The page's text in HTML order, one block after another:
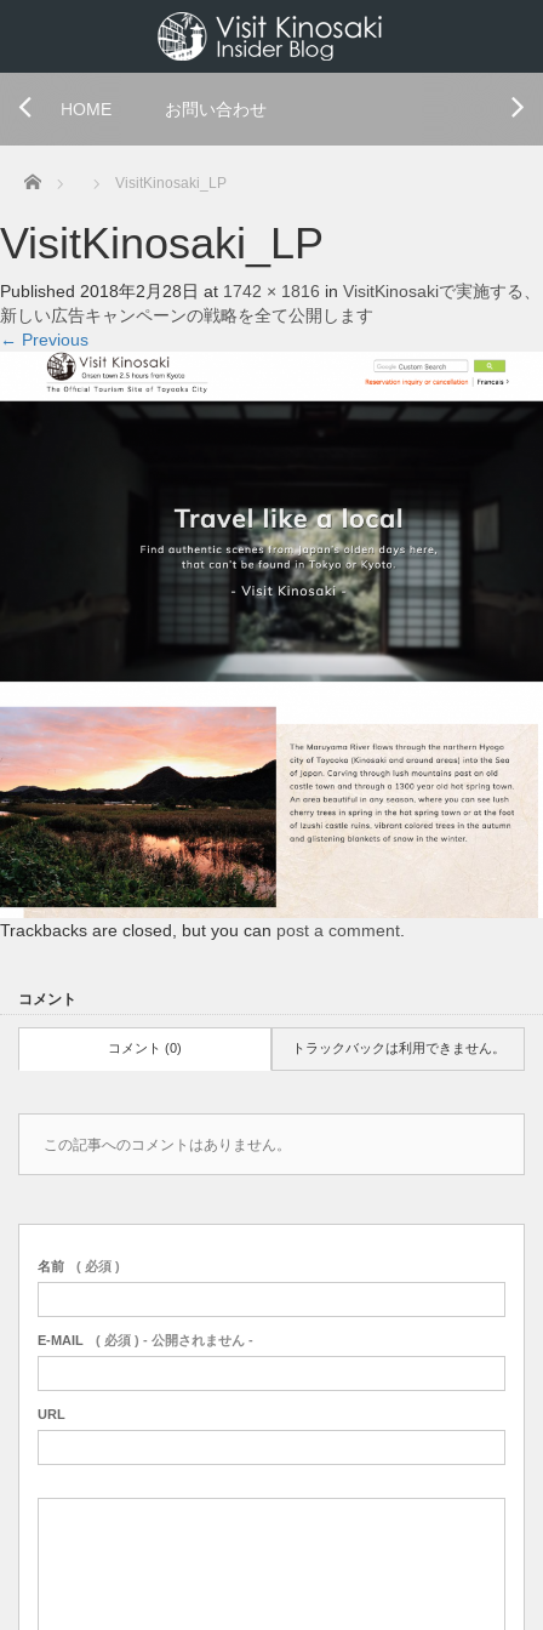
HOME お問い合わせ
Home VisitKinosaki_LP
VisitKinosaki_LP
Published 2018年2月28日 at 1742 × 1816 in VisitKinosakiで実施する、
新しい広告キャンペーンの戦略を全て公開します
← Previous
Trackbacks are closed, but you can post a comment.
コメント
コメント (0) トラックバックは利用できません。
この記事へのコメントはありません。
名前 ( 必須 )
E-MAIL ( 必須 ) - 公開されません -
URL